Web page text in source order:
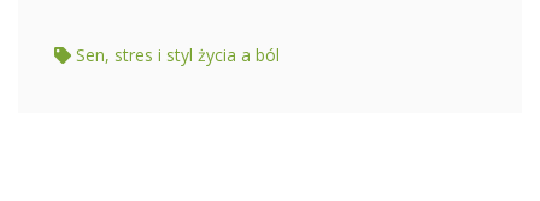
Sen, stres i styl życia a ból